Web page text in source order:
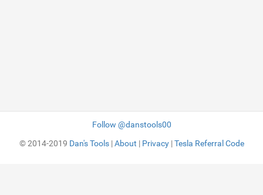
Follow @danstools00
© 2014-2019 Dan's Tools|About | Privacy|Tesla Referral Code